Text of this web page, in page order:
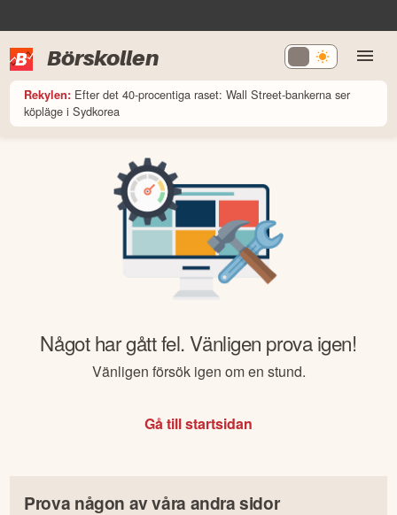
Börskollen
Rekylen: Efter det 40-procentiga raset: Wall Street-bankerna ser
köpläge i Sydkorea
Något har gått fel. Vänligen prova igen!
Vänligen försök igen om en stund.
Gå till startsidan
Prova någon av våra andra sidor